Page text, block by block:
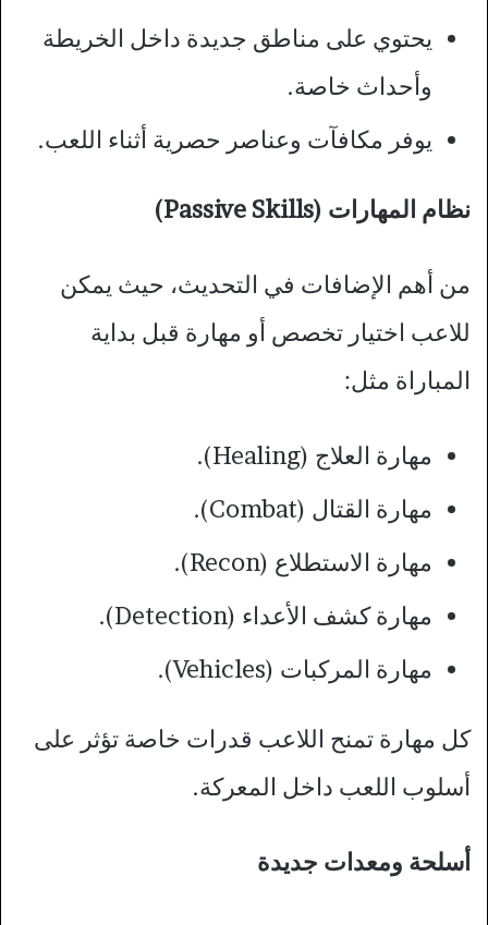
يحتوي على مناطق جديدة داخل الخريطة
وأحداث خاصة.
يوفر مكافآت وعناصر حصرية أثناء اللعب.
نظام المهارات (Passive Skills)
من أهم الإضافات في التحديث، حيث يمكن
للاعب اختيار تخصص أو مهارة قبل بداية
المباراة مثل:
مهارة العلاج (Healing).
مهارة القتال (Combat).
مهارة الاستطلاع (Recon).
مهارة كشف الأعداء (Detection).
مهارة المركبات (Vehicles).
كل مهارة تمنح اللاعب قدرات خاصة تؤثر على
أسلوب اللعب داخل المعركة.
أسلحة ومعدات جديدة